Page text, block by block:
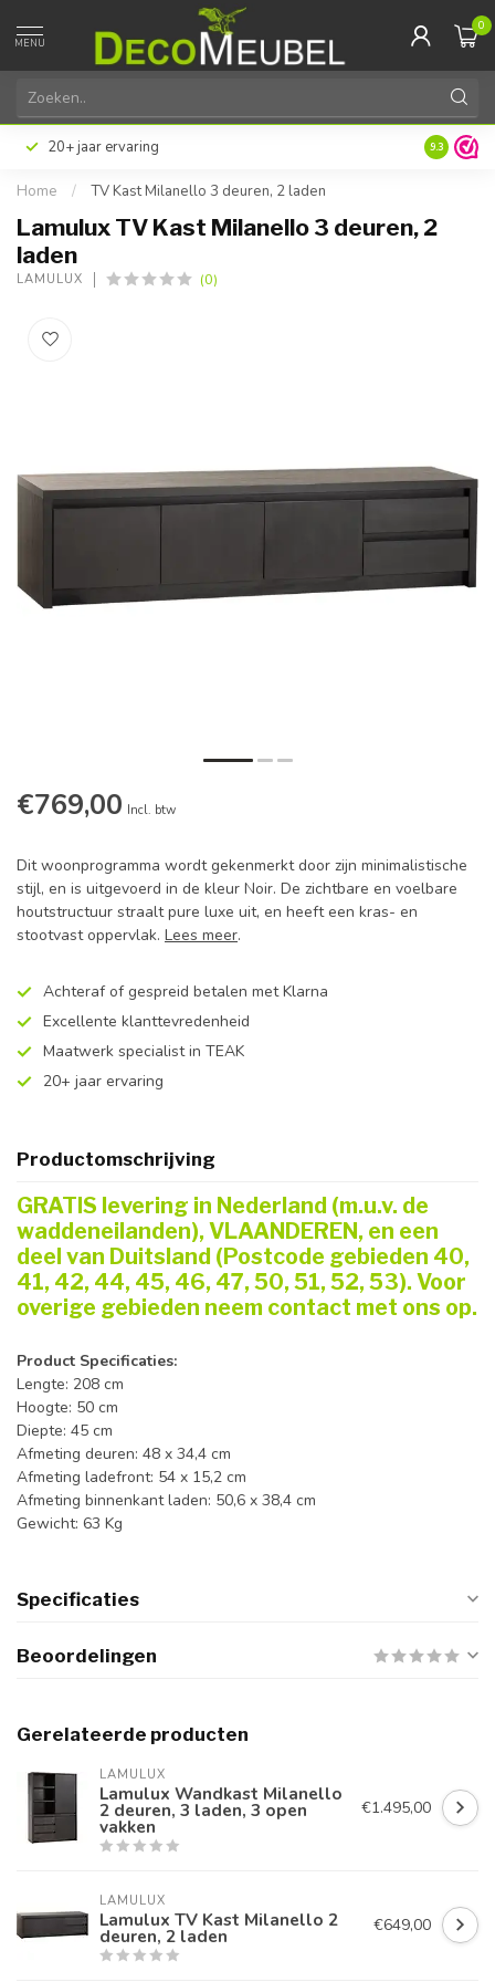
MENU
0
20+ jaar ervaring 9.3
Home / TV Kast Milanello 3 deuren, 2 laden
Lamulux TV Kast Milanello 3 deuren, 2
laden
LAMULUX (0)
€769,00 Incl. btw
Dit woonprogramma wordt gekenmerkt door zijn minimalistische
stijl, en is uitgevoerd in de kleur Noir. De zichtbare en voelbare
houtstructuur straalt pure luxe uit, en heeft een kras- en
stootvast oppervlak. Lees meer.
Achteraf of gespreid betalen met Klarna
Excellente klanttevredenheid
Maatwerk specialist in TEAK
20+ jaar ervaring
Productomschrijving
GRATIS levering in Nederland (m.u.v. de
waddeneilanden), VLAANDEREN, en een
deel van Duitsland (Postcode gebieden 40,
41, 42, 44, 45, 46, 47, 50, 51, 52, 53). Voor
overige gebieden neem contact met ons op.
Product Specificaties:
Lengte: 208 cm
Hoogte: 50 cm
Diepte: 45 cm
Afmeting deuren: 48 x 34,4 cm
Afmeting ladefront: 54 x 15,2 cm
Afmeting binnenkant laden: 50,6 x 38,4 cm
Gewicht: 63 Kg
Specificaties
Beoordelingen
Gerelateerde producten
LAMULUX
Lamulux Wandkast Milanello
2 deuren, 3 laden, 3 open
vakken
€1.495,00
LAMULUX
Lamulux TV Kast Milanello 2
deuren, 2 laden €649,00